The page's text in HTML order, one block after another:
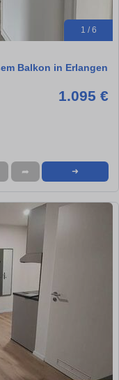
1 / 6
Balkon in Erlangen
1.095 €
➦ ➜